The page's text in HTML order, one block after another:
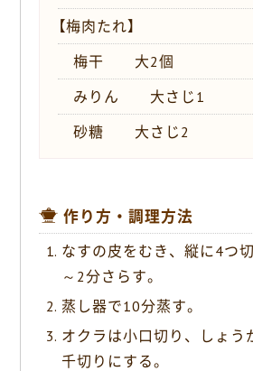
【梅肉たれ】
梅干 大2個
みりん 大さじ1
砂糖 大さじ2
作り方・調理方法
なすの皮をむき、縦に4つ
～2分さらす。
蒸し器で10分蒸す。
オクラは小口切り、しょう
千切りにする。